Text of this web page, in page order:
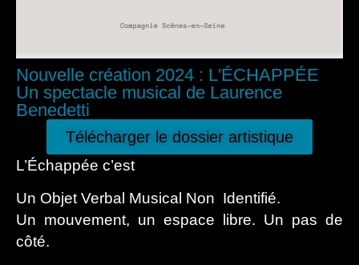
Nouvelle création 2024 : L'ÉCHAPPÉE
Un spectacle musical de Laurence
Benedetti
Télécharger le dossier artistique
L’Échappée c’est
Un Objet Verbal Musical Non Identifié.
Un mouvement, un espace libre. Un pas de
côté.